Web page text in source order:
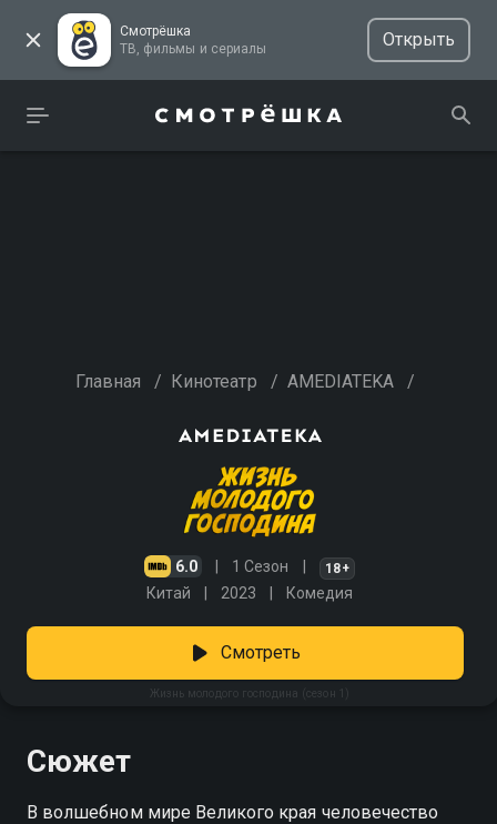
Смотрёшка
ТВ, фильмы и сериалы
Открыть
Главная / Кинотеатр / AMEDIATEKA /
6.0 1 Сезон 18+
Китай 2023 Комедия
Жизнь молодого господина (сезон 1)
Смотреть
Сюжет
В волшебном мире Великого края человечество